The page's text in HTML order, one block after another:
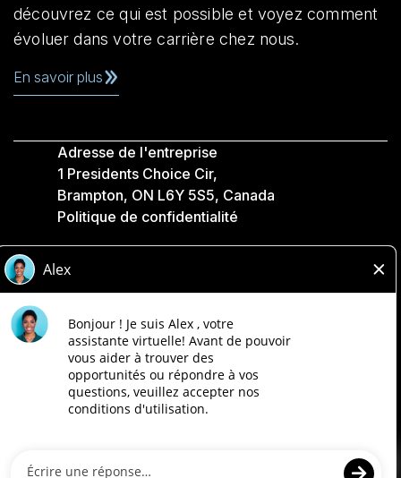
découvrez ce qui est possible et voyez comment
évoluer dans votre carrière chez nous.
En savoir plus
Adresse de l'entreprise
1 Presidents Choice Cir,
Brampton, ON L6Y 5S5, Canada
Politique de confidentialité
Accessibilité
Compagnies Loblaw